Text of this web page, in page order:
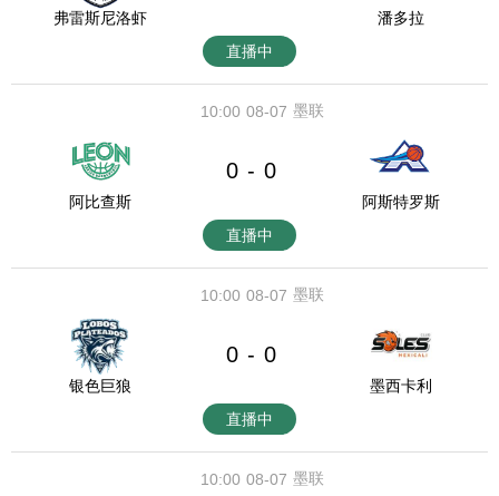
弗雷斯尼洛虾
潘多拉
直播中
08-07
10:00 墨联
阿比查斯
0 - 0
阿斯特罗斯
直播中
08-07
10:00 墨联
银色巨狼
0 - 0
墨西卡利
直播中
08-07
10:00 墨联